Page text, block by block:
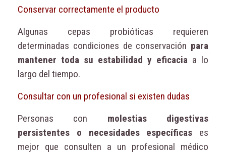
Conservar correctamente el producto
Algunas cepas probióticas requieren
determinadas condiciones de conservación para
mantener toda su estabilidad y eficacia a lo
largo del tiempo.
Consultar con un profesional si existen dudas
Personas con molestias digestivas
persistentes o necesidades específicas es
mejor que consulten a un profesional médico